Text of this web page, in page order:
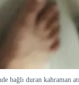
bağlı duran